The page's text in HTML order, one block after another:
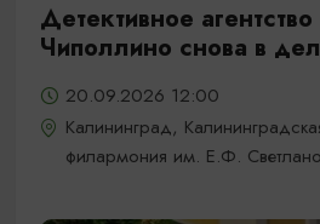
Детективное
Чиполлино снова в
20.09.2026 12:00
Калининград,
филармония им. Е.Ф.